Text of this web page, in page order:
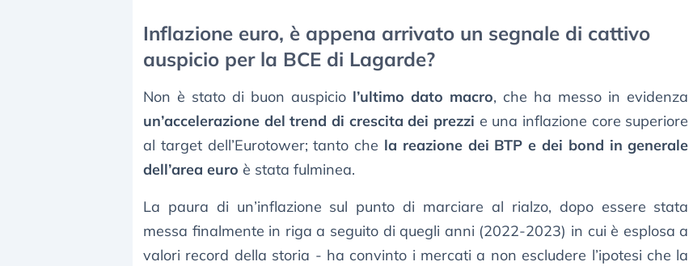
Inflazione euro, è appena arrivato un segnale di cattivo
auspicio per la BCE di Lagarde?
Non è stato di buon auspicio l’ultimo dato macro, che ha messo in evidenza
un’accelerazione del trend di crescita dei prezzi e una inflazione core superiore
al target dell’Eurotower; tanto che la reazione dei BTP e dei bond in generale
dell’area euro è stata fulminea.
La paura di un’inflazione sul punto di marciare al rialzo, dopo essere stata
messa finalmente in riga a seguito di quegli anni (2022-2023) in cui è esplosa a
valori record della storia - ha convinto i mercati a non escludere l’ipotesi che la